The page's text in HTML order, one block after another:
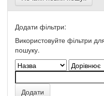
Додати фільтри:
Використовуйте фільтри
пошуку.